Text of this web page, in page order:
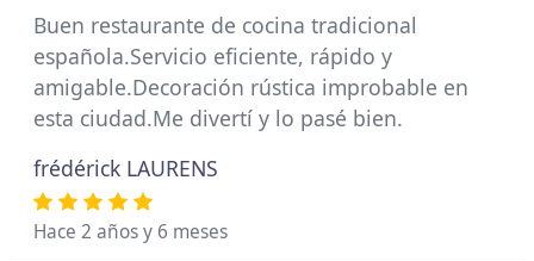
Buen restaurante de cocina tradicional
española.Servicio eficiente, rápido y
amigable.Decoración rústica improbable en
esta ciudad.Me divertí y lo pasé bien.
frédérick LAURENS
Hace 2 años y 6 meses